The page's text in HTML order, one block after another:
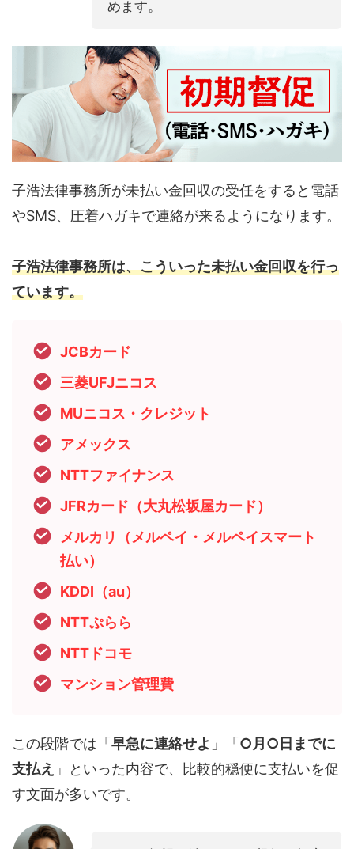
めます。
子浩法律事務所が未払い金回収の受任をすると電話
やSMS、圧着ハガキで連絡が来るようになります。
子浩法律事務所は、こういった未払い金回収を行っ
ています。
JCBカード
三菱UFJニコス
MUニコス・クレジット
アメックス
NTTファイナンス
JFRカード（大丸松坂屋カード）
メルカリ（メルペイ・メルペイスマート
払い）
KDDI（au）
NTTぷらら
NTTドコモ
マンション管理費
この段階では「 早急に連絡せよ 」「 ○月○日までに
支払え 」といった内容で、比較的穏便に支払いを促
す文面が多いです。